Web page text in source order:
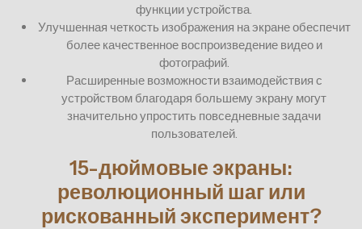
функции устройства.
Улучшенная четкость изображения на экране обеспечит
более качественное воспроизведение видео и
фотографий.
Расширенные возможности взаимодействия с
устройством благодаря большему экрану могут
значительно упростить повседневные задачи
пользователей.
15-дюймовые экраны:
революционный шаг или
рискованный эксперимент?